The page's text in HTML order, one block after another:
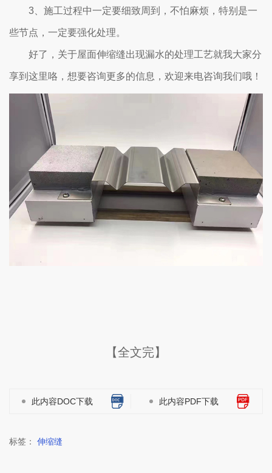
3、施工过程中一定要细致周到，不怕麻烦，特别是一
些节点，一定要强化处理。
好了，关于屋面伸缩缝出现漏水的处理工艺就我大家分
享到这里咯，想要咨询更多的信息，欢迎来电咨询我们哦！
【全文完】
此内容DOC下载 此内容PDF下载
标签： 伸缩缝